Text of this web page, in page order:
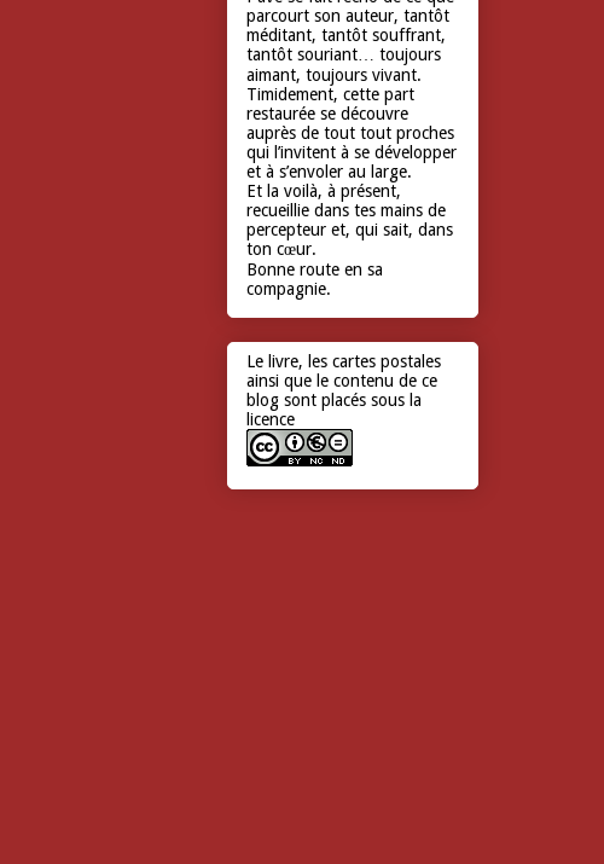
parcourt son auteur, tantôt
méditant, tantôt souffrant,
tantôt souriant… toujours
aimant, toujours vivant.
Timidement, cette part
restaurée se découvre
auprès de tout tout proches
qui l’invitent à se développer
et à s’envoler au large.
Et la voilà, à présent,
recueillie dans tes mains de
percepteur et, qui sait, dans
ton cœur.
Bonne route en sa
compagnie.
Le livre, les cartes postales
ainsi que le contenu de ce
blog sont placés sous la
licence